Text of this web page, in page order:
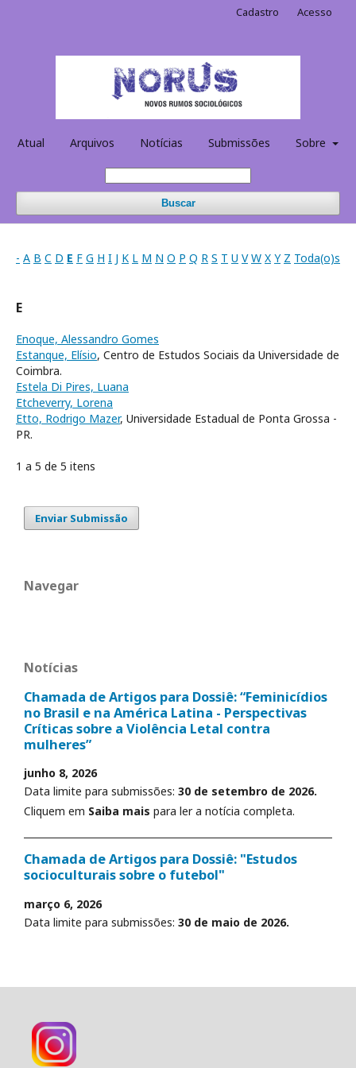
Atual Arquivos Notícias Submissões Sobre
Buscar
Cadastro Acesso
- A B C D E F G H I J K L M N O P Q R S T U V W X Y Z Toda(o)s
E
Enoque, Alessandro Gomes
Estanque, Elísio, Centro de Estudos Sociais da Universidade de
Coimbra.
Estela Di Pires, Luana
Etcheverry, Lorena
Etto, Rodrigo Mazer, Universidade Estadual de Ponta Grossa -
PR.
1 a 5 de 5 itens
Enviar Submissão
Navegar
Notícias
Chamada de Artigos para Dossiê: “Feminicídios
no Brasil e na América Latina - Perspectivas
Críticas sobre a Violência Letal contra
mulheres”
junho 8, 2026
Data limite para submissões: 30 de setembro de 2026.
Cliquem em Saiba mais para ler a notícia completa.
Chamada de Artigos para Dossiê: "Estudos
socioculturais sobre o futebol"
março 6, 2026
Data limite para submissões: 30 de maio de 2026.